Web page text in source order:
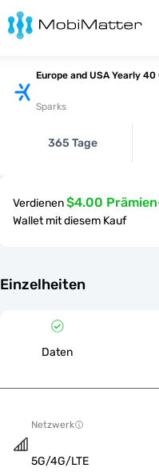
Europe and USA Yearly 40
Sparks
365 Tage
Verdienen$4.00
Wallet mit diesem Kauf
Einzelheiten
Daten
Netzwerk
5G/4G/LTE